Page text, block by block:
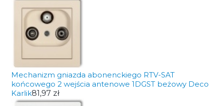
Mechanizm gniazda abonenckiego RTV-SAT
końcowego 2 wejścia antenowe 1DGST beżowy Deco
Karlik81,97 zł